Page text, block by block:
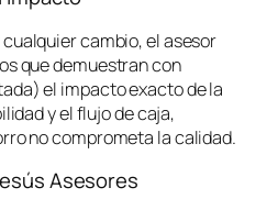
cambio, el asesor
que demuestran con
el impacto exacto de la
y el flujo de caja,
no comprometa la calidad.
Asesores